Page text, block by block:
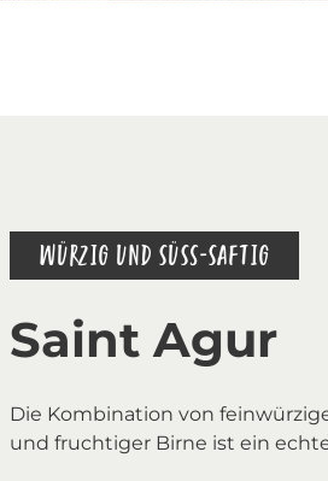
WÜRZIG UND SÜSS-SAFTIG
Saint Agur
Die Kombination von
und fruchtiger Birne ist ein